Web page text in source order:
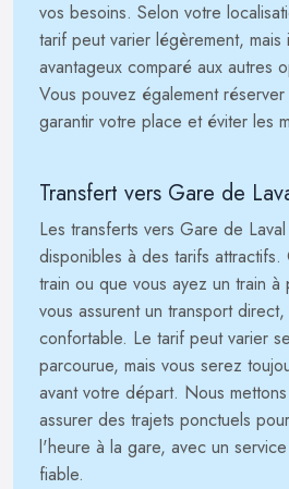
vos besoins. Selon votre
tarif peut varier légèrement, mais
avantageux comparé aux autres
Vous pouvez également
garantir votre place et éviter les
Transfert vers Gare de
Les transferts vers Gare de
disponibles à des tarifs
train ou que vous ayez un train à
vous assurent un transport
confortable. Le tarif peut varier
parcourue, mais vous serez
avant votre départ. Nous
assurer des trajets ponctuels
l'heure à la gare, avec un
fiable.